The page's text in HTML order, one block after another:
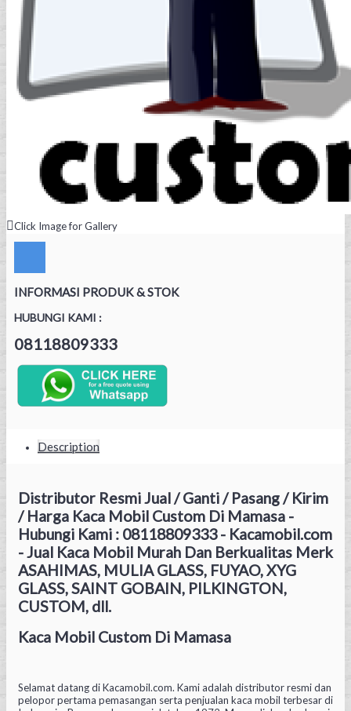
Click Image for Gallery
INFORMASI PRODUK & STOK
HUBUNGI KAMI :
08118809333
Description
Distributor Resmi Jual / Ganti / Pasang / Kirim
/ Harga Kaca Mobil Custom Di Mamasa -
Hubungi Kami : 08118809333 - Kacamobil.com
- Jual Kaca Mobil Murah Dan Berkualitas Merk
ASAHIMAS, MULIA GLASS, FUYAO, XYG
GLASS, SAINT GOBAIN, PILKINGTON,
CUSTOM, dll.
Kaca Mobil Custom Di Mamasa
Selamat datang di Kacamobil.com. Kami adalah distributor resmi dan
pelopor pertama pemasangan serta penjualan kaca mobil terbesar di